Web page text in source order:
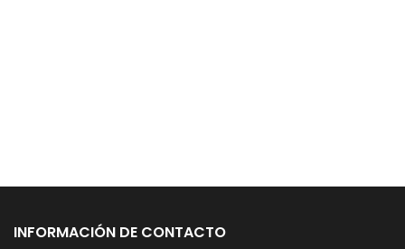
INFORMACIÓN DE CONTACTO